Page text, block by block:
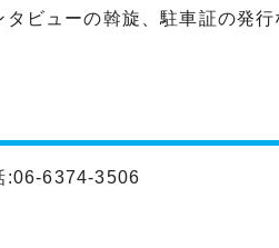
ビューの斡旋、駐車証の発
:06-6374-3506